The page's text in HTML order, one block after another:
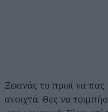
Ξεκινάς το πρωί να πας
ανοιχτά. Θες να